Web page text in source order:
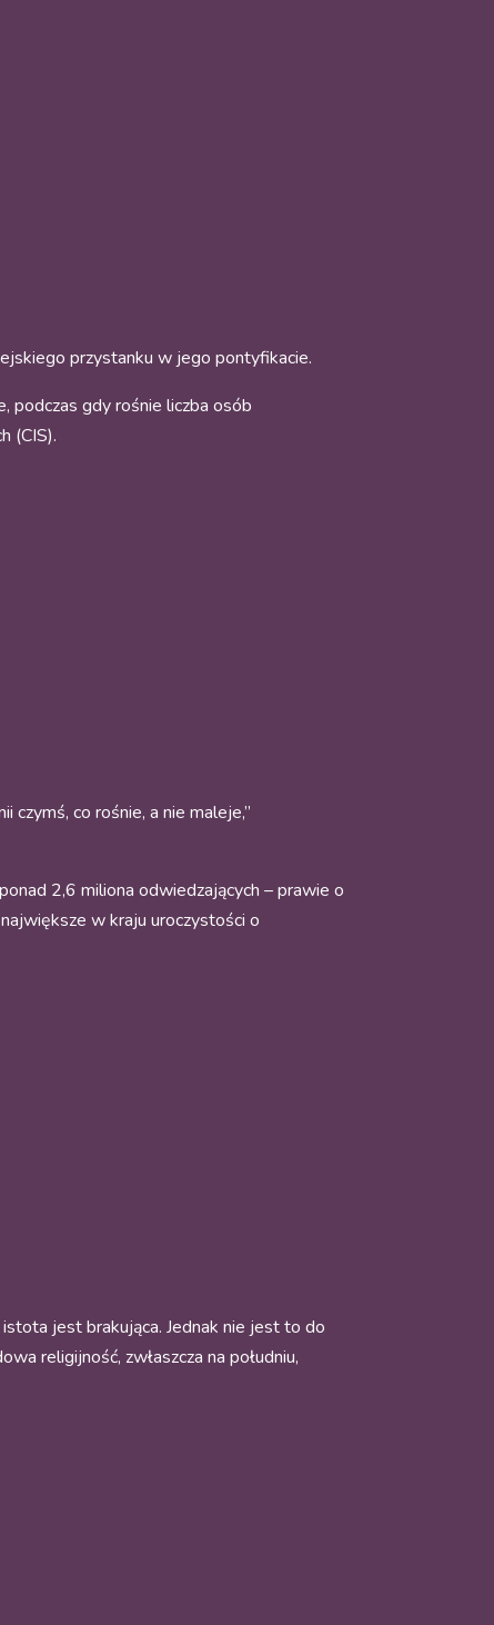
przystanku w jego pontyfikacie.
podczas gdy rośnie liczba osób
(CIS).
czymś, co rośnie, a nie maleje,”
2,6 miliona odwiedzających – prawie o
w kraju uroczystości o
jest brakująca. Jednak nie jest to do
religijność, zwłaszcza na południu,